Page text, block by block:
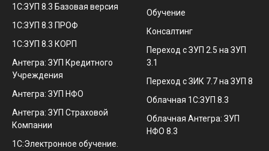
1С:ЗУП 8.3 Базовая версия
1С:ЗУП 8.3 ПРОФ
1С:ЗУП 8.3 КОРП
Антегра: ЗУП Кредитного
Учреждения
Антегра: ЗУП НФО
Антегра: ЗУП Страховой
Компании
1С:Электронное обучение.
Обучение
Консалтинг
Переход с ЗУП 2.5 на ЗУП
3.1
Переход с ЗИК 7.7 на ЗУП 8
Облачная 1С:ЗУП 8.3
Облачная Антегра: ЗУП
НФО 8.3